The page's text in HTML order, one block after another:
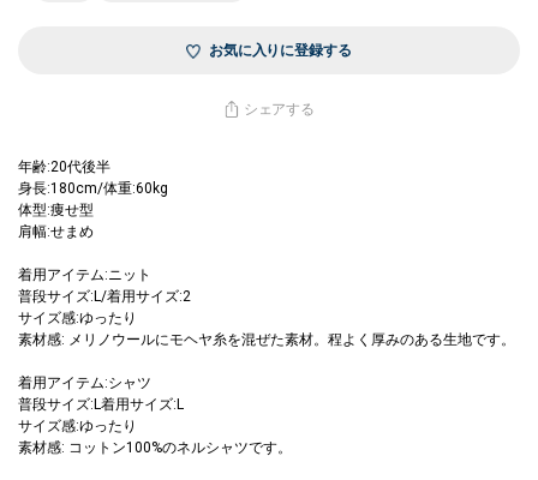
お気に入りに登録する
シェアする
年齢:20代後半
身長:180cm/体重:60kg
体型:痩せ型
肩幅:せまめ
着用アイテム:ニット
普段サイズ:L/着用サイズ:2
サイズ感:ゆったり
素材感: メリノウールにモヘヤ糸を混ぜた素材。程よく厚みのある生地です。
着用アイテム:シャツ
普段サイズ:L着用サイズ:L
サイズ感:ゆったり
素材感: コットン100%のネルシャツです。